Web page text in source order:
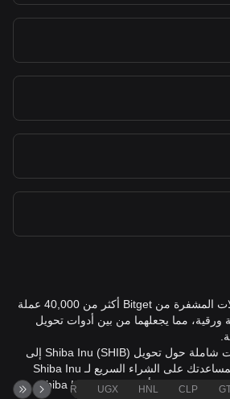
يدعم محوِّل وحاسبة العملات المشفرة من Bitget أكثر من 40,000 عملة
وأكثر من 80 عملة ورقية، مما يجعلهما من بين أدوات تحويل
تُقدِّم هذه الصفحة معلومات شاملة حول تحويل Shiba Inu (SHIB) إلى
اللاري الجورجي (GEL)، لمساعدتك على الشراء السريع لـ Shiba Inu
(SHIB) باستخدام اللاري الجورجي (GEL)، أو بيع Shiba Inu (SHIB)
CLP
HNL
UGX
ZAR
TND